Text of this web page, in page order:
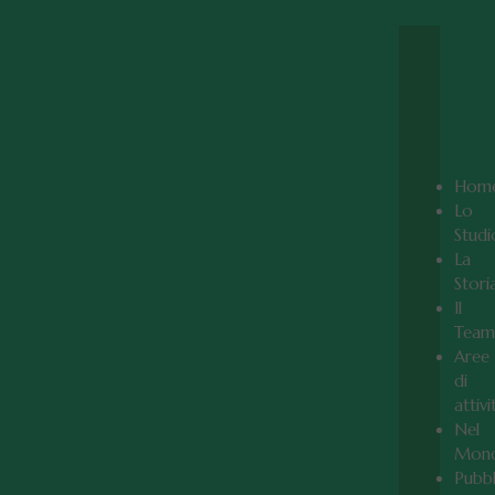
Lo
La
Il
Team
Aree
di
Nel